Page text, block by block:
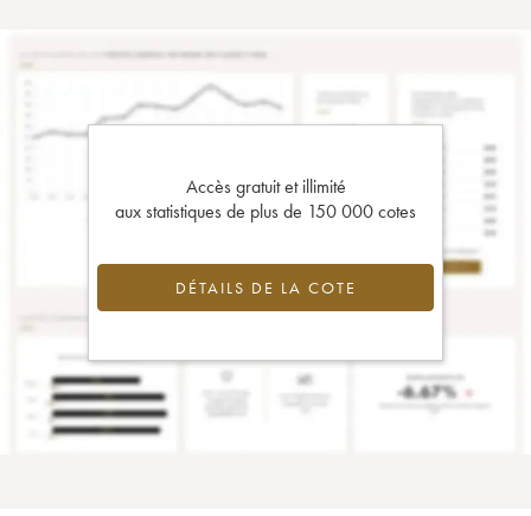
Accès gratuit et illimité
aux statistiques de plus de 150 000 cotes
DÉTAILS DE LA COTE